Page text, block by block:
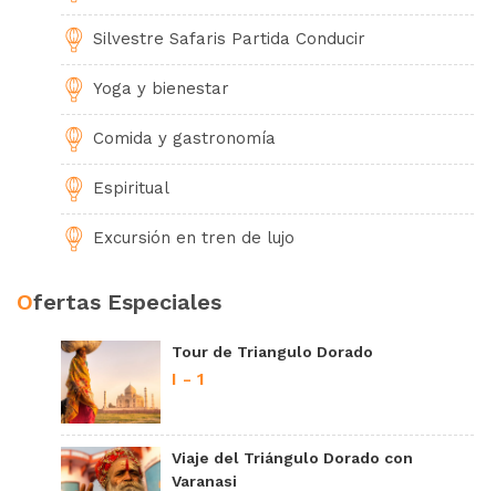
Silvestre Safaris Partida Conducir
Yoga y bienestar
Comida y gastronomía
Espiritual
Excursión en tren de lujo
Ofertas Especiales
Tour de Triangulo Dorado
I - 1
Viaje del Triángulo Dorado con
Varanasi